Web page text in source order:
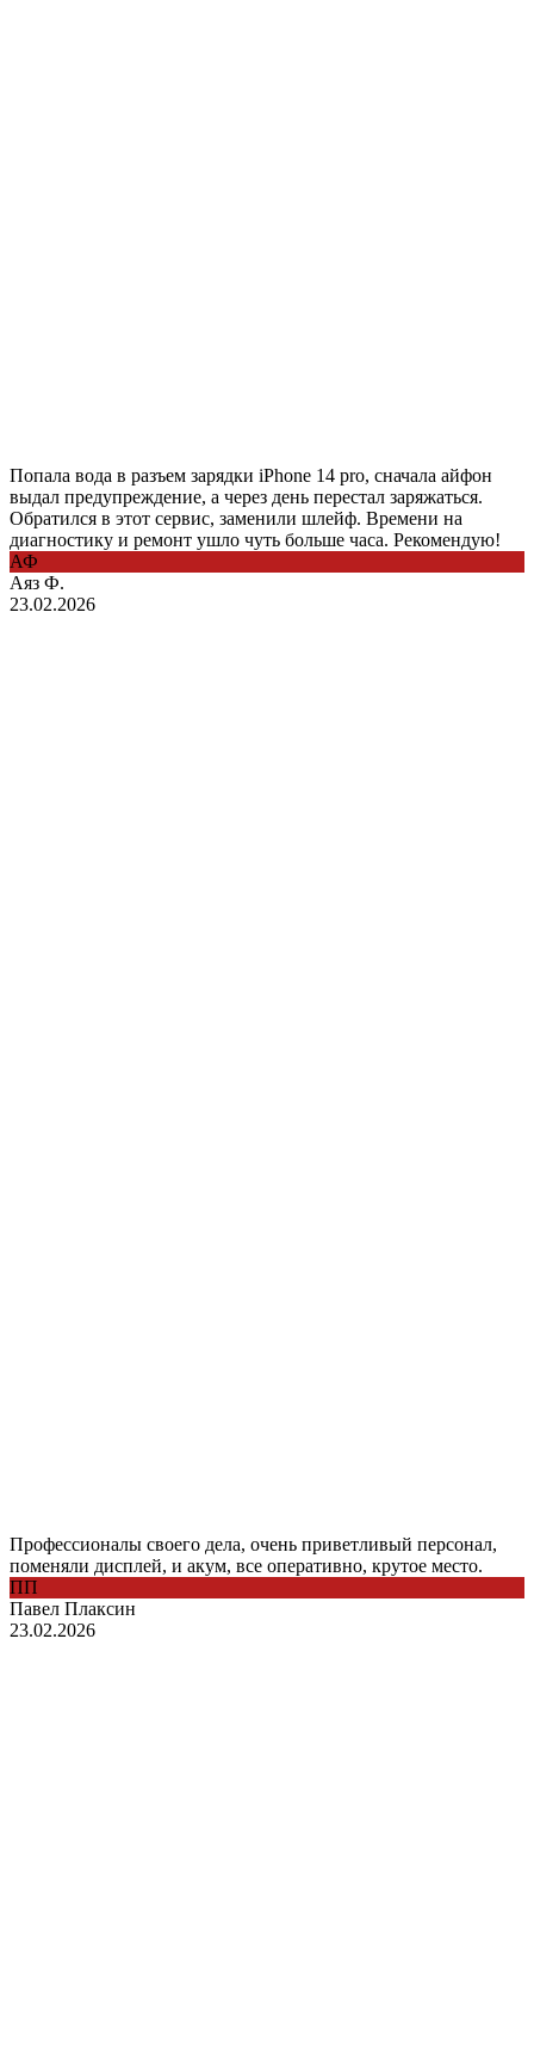
Попала вода в разъем зарядки iPhone 14 pro, сначала айфон
выдал предупреждение, а через день перестал заряжаться.
Обратился в этот сервис, заменили шлейф. Времени на
диагностику и ремонт ушло чуть больше часа. Рекомендую!
АФ
Аяз Ф.
23.02.2026
Профессионалы своего дела, очень приветливый персонал,
поменяли дисплей, и акум, все оперативно, крутое место.
ПП
Павел Плаксин
23.02.2026